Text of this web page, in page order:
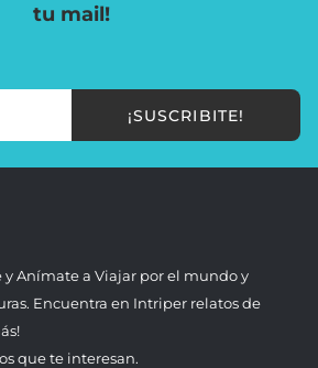
tu mail!
¡SUSCRIBITE!
y Anímate a Viajar por el mundo y
Encuentra en Intriper relatos de
que te interesan.